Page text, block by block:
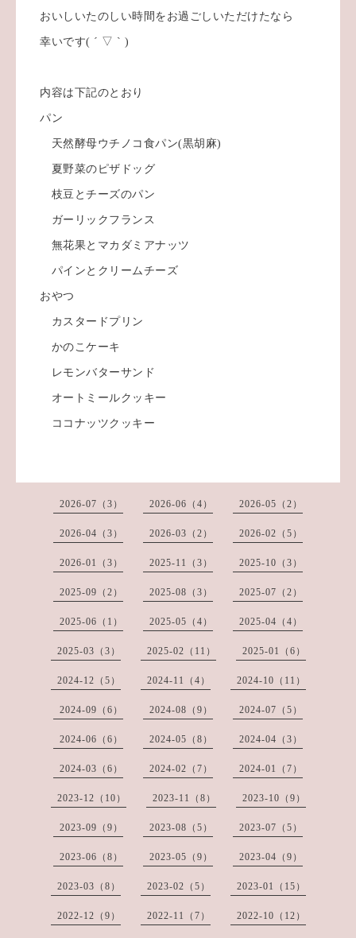
おいしいたのしい時間をお過ごしいただけたなら
幸いです( ´ ▽ ` )
内容は下記のとおり
パン
天然酵母ウチノコ食パン(黒胡麻)
夏野菜のピザドッグ
枝豆とチーズのパン
ガーリックフランス
無花果とマカダミアナッツ
パインとクリームチーズ
おやつ
カスタードプリン
かのこケーキ
レモンバターサンド
オートミールクッキー
ココナッツクッキー
2026-07（3） 2026-06（4） 2026-05（2）
2026-04（3） 2026-03（2） 2026-02（5）
2026-01（3） 2025-11（3） 2025-10（3）
2025-09（2） 2025-08（3） 2025-07（2）
2025-06（1） 2025-05（4） 2025-04（4）
2025-03（3） 2025-02（11） 2025-01（6）
2024-12（5） 2024-11（4） 2024-10（11）
2024-09（6） 2024-08（9） 2024-07（5）
2024-06（6） 2024-05（8） 2024-04（3）
2024-03（6） 2024-02（7） 2024-01（7）
2023-12（10） 2023-11（8） 2023-10（9）
2023-09（9） 2023-08（5） 2023-07（5）
2023-06（8） 2023-05（9） 2023-04（9）
2023-03（8） 2023-02（5） 2023-01（15）
2022-12（9） 2022-11（7） 2022-10（12）